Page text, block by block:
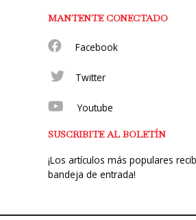
MANTENTE CONECTADO
Facebook
Twitter
Youtube
SUSCRIBITE AL BOLETÍN
¡Los artículos más populares
bandeja de entrada!